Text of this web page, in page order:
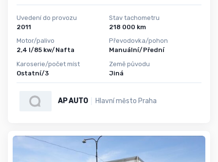
Uvedení do provozu
2011
Motor/palivo
2,4 l/85 kw/Nafta
Karoserie/počet míst
Ostatní/3
Stav tachometru
218 000 km
Převodovka/pohon
Manuální/Přední
Země původu
Jiná
AP AUTO Hlavní město Praha